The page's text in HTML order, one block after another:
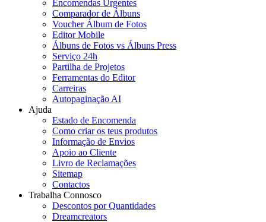
Encomendas Urgentes
Comparador de Álbuns
Voucher Álbum de Fotos
Editor Mobile
Álbuns de Fotos vs Álbuns Press
Serviço 24h
Partilha de Projetos
Ferramentas do Editor
Carreiras
Autopaginação AI
Ajuda
Estado de Encomenda
Como criar os teus produtos
Informação de Envios
Apoio ao Cliente
Livro de Reclamações
Sitemap
Contactos
Trabalha Connosco
Descontos por Quantidades
Dreamcreators